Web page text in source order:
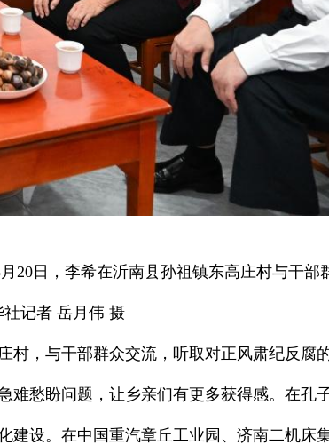
20日，李希在沂南县孙祖镇东高庄村与干部
记者 岳月伟 摄
村，与干部群众交流，听取对正风肃纪反腐
愁盼问题，让乡亲们有更多获得感。在孔
建设。在中国重汽章丘工业园、济南二机床